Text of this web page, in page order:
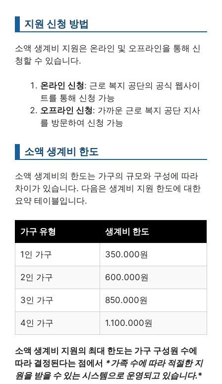
지원 신청 방법
소액 생계비 지원은 온라인 및 오프라인을 통해 신
청할 수 있습니다.
온라인 신청: 근로 복지 공단의 공식 웹사이
트를 통해 신청 가능
오프라인 신청: 가까운 근로 복지 공단 지사
를 방문하여 신청 가능
소액 생계비 한도
소액 생계비의 한도는 가구의 규모와 구성에 따라
차이가 있습니다. 다음은 생계비 지원 한도에 대한
요약 테이블입니다.
가구 유형 생계비 한도
1인 가구 350.000원
2인 가구 600.000원
3인 가구 850.000원
4인 가구 1.100.000원
소액 생계비 지원의 최대 한도는 가구 구성원 수에
따라 결정된다는 점에서 *가족 수에 따라 적절한 지
원을 받을 수 있는 시스템으로 운영되고 있습니다.*